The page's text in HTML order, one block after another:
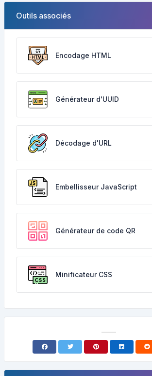
Outils associés
Encodage HTML
Générateur d'UUID
Décodage d'URL
Embellisseur JavaScript
Générateur de code QR
Minificateur CSS